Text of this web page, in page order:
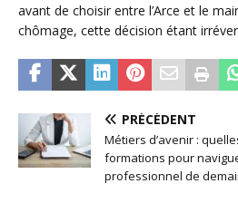
avant de choisir entre l’Arce et le
chômage, cette décision étant
PRÉCÉDENT
Métiers d’avenir :
formations pour
professionnel de